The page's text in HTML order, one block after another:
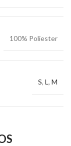
100% Poliester
S, L , M